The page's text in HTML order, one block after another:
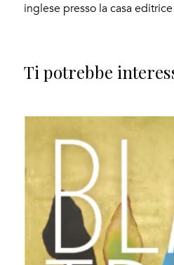
inglese presso la casa
Ti potrebbe